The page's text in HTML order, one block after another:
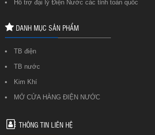
Hỗ trợ đại lý Điện Nước các tỉnh toàn quốc
DANH MỤC SẢN PHẨM
TB điện
TB nước
Kim Khí
MỞ CỬA HÀNG ĐIỆN NƯỚC
THÔNG TIN LIÊN HỆ